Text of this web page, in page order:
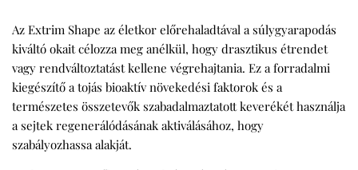
Az Extrim Shape az életkor előrehaladtával a súlygyarapodás
kiváltó okait célozza meg anélkül, hogy drasztikus étrendet
vagy rendváltoztatást kellene végrehajtania. Ez a forradalmi
kiegészítő a tojás bioaktív növekedési faktorok és a
természetes összetevők szabadalmaztatott keverékét használja
a sejtek regenerálódásának aktiválásához, hogy
szabályozhassa alakját.